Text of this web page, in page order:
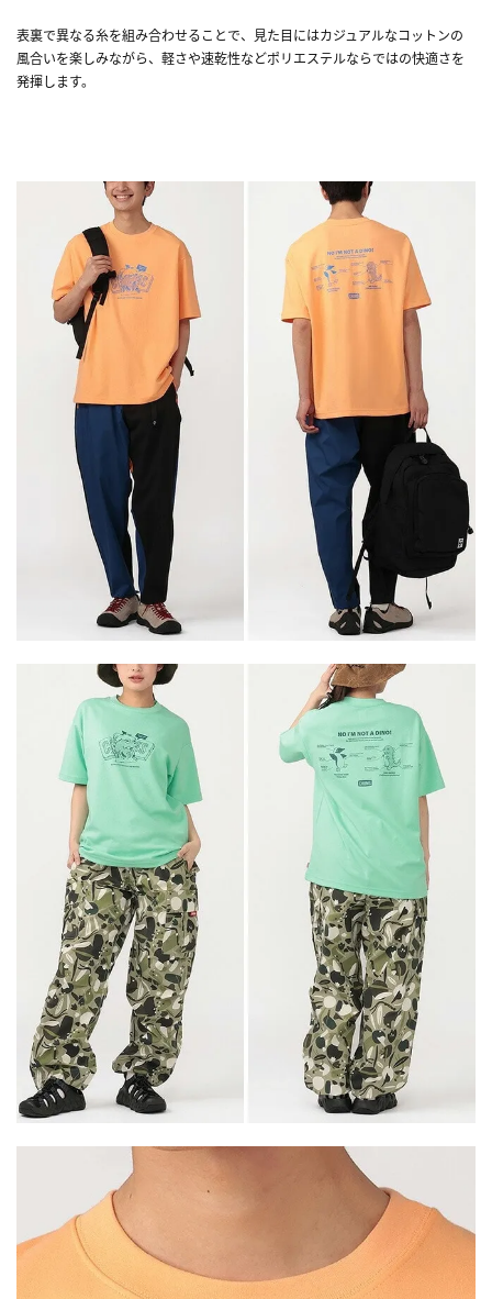
表裏で異なる糸を組み合わせることで、見た目にはカジュアルなコットンの
風合いを楽しみながら、軽さや速乾性などポリエステルならではの快適さを
発揮します。